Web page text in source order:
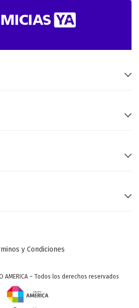
y Condiciones
AMERICA – Todos los derechos reservados